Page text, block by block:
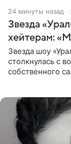
24 минуты назад
Звезда
хейтерам:
Звезда шоу
столкнулась с
собственного